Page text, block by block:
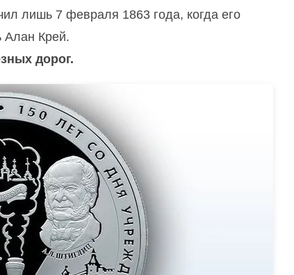
лишь 7 февраля 1863 года, когда его
Алан Крей.
дорог.